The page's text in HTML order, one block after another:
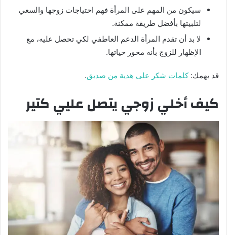
سيكون من المهم على المرأة فهم احتياجات زوجها والسعي
لتلبيتها بأفضل طريقة ممكنة.
لا بد أن تقدم المرأة الدعم العاطفي لكي تحصل عليه، مع
الإظهار للزوج بأنه محور حياتها.
قد يهمك:كلمات شكر على هدية من صديق.
كيف أخلي زوجي يتصل عليي كتير